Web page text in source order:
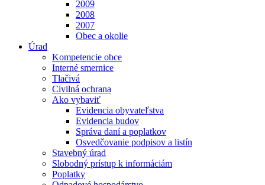
2009
2008
2007
Obec a okolie
Úrad
Kompetencie obce
Interné smernice
Tlačivá
Civilná ochrana
Ako vybaviť
Evidencia obyvateľstva
Evidencia budov
Správa daní a poplatkov
Osvedčovanie podpisov a listín
Stavebný úrad
Slobodný prístup k informáciám
Poplatky